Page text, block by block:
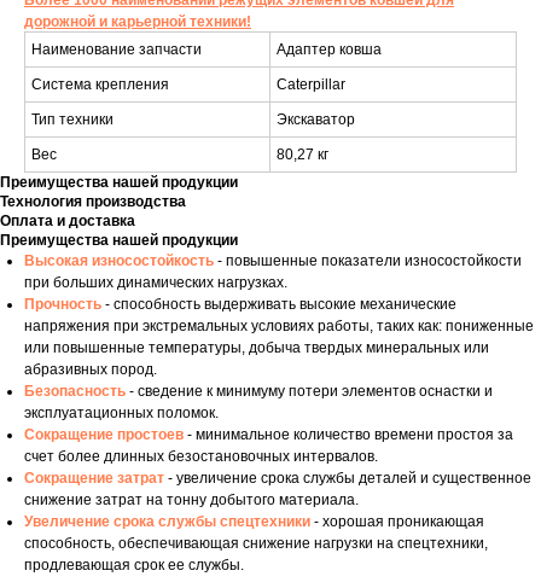
дорожной и карьерной техники!
Наименование запчасти
Адаптер ковша
Система крепления Caterpillar
Тип техники Экскаватор
Вес
80,27 кг
Преимущества нашей продукции
Технология производства
Оплата и доставка
Преимущества нашей продукции
Высокая износостойкость - повышенные показатели износостойкости
при больших динамических нагрузках.
Прочность - способность выдерживать высокие механические
напряжения при экстремальных условиях работы, таких как: пониженные
или повышенные температуры, добыча твердых минеральных или
абразивных пород.
Безопасность - сведение к минимуму потери элементов оснастки и
эксплуатационных поломок.
Сокращение простоев - минимальное количество времени простоя за
счет более длинных безостановочных интервалов.
Сокращение затрат - увеличение срока службы деталей и существенное
снижение затрат на тонну добытого материала.
Увеличение срока службы спецтехники - хорошая проникающая
способность, обеспечивающая снижение нагрузки на спецтехники,
продлевающая срок ее службы.